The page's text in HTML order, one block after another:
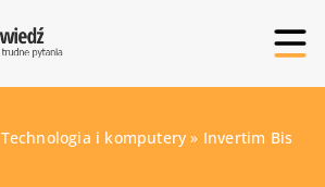
Technologia i komputery » Invertim Bis